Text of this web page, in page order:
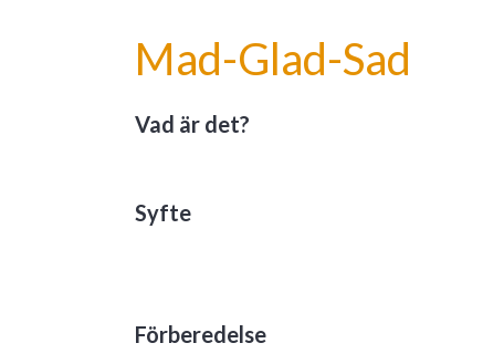
Mad-Glad-Sad
Vad är det?
Syfte
Förberedelse